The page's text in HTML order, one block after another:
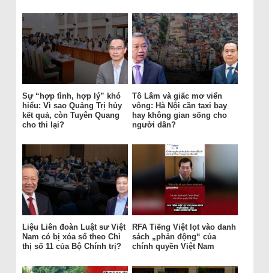
Sự “hợp tình, hợp lý” khó
hiểu: Vì sao Quảng Trị hủy
kết quả, còn Tuyên Quang
cho thi lại?
Tô Lâm và giấc mơ viển
vông: Hà Nội cần taxi bay
hay không gian sống cho
người dân?
Liệu Liên đoàn Luật sư Việt
Nam có bị xóa sổ theo Chỉ
thị số 11 của Bộ Chính trị?
RFA Tiếng Việt lọt vào danh
sách „phản động“ của
chính quyền Việt Nam